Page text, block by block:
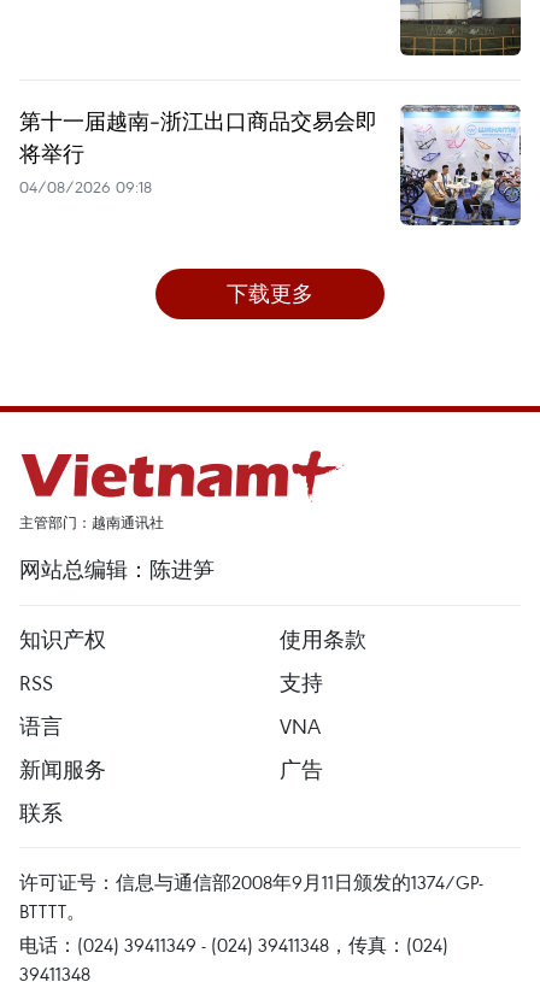
第十一届越南-浙江出口商品交易会即
将举行
04/08/2026 09:18
下载更多
主管部门：越南通讯社
网站总编辑：陈进笋
知识产权
使用条款
RSS
支持
语言
VNA
新闻服务
广告
联系
许可证号：信息与通信部2008年9月11日颁发的1374/GP-
BTTTT。
电话：(024) 39411349 - (024) 39411348，传真：(024)
39411348